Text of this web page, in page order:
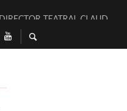
TEATRAL CLAUDIO
KATARSIS DEL TOMATAZO
[BITÁCORA 3.0] EN EXVITA
EN EXVITA [RELATIVA